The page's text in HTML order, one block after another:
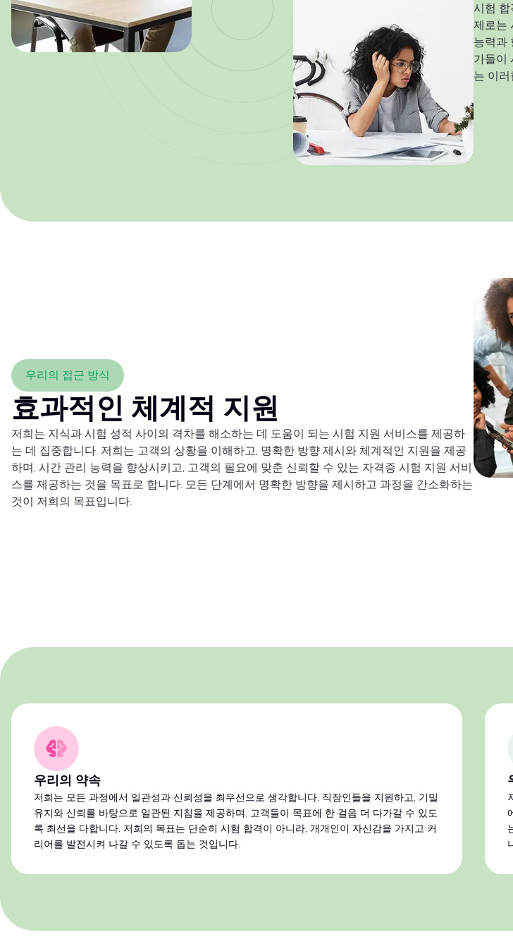
시험 합
제로는
능력과
가들이
는 이
우리의 접근 방식
효과적인 체계적 지원
저희는 지식과 시험 성적 사이의 격차를 해소하는 데 도움이 되는 시험 지원 서비스를 제공하
는 데 집중합니다. 저희는 고객의 상황을 이해하고, 명확한 방향 제시와 체계적인 지원을 제공
하며, 시간 관리 능력을 향상시키고, 고객의 필요에 맞춘 신뢰할 수 있는 자격증 시험 지원 서비
스를 제공하는 것을 목표로 합니다. 모든 단계에서 명확한 방향을 제시하고 과정을 간소화하는
것이 저희의 목표입니다.
우리의 약속
저희는 모든 과정에서 일관성과 신뢰성을 최우선으로 생각합니다. 직장인들을 지원하고, 기밀
유지와 신뢰를 바탕으로 일관된 지침을 제공하며, 고객들이 목표에 한 걸음 더 다가갈 수 있도
록 최선을 다합니다. 저희의 목표는 단순히 시험 합격이 아니라, 개개인이 자신감을 가지고 커
리어를 발전시켜 나갈 수 있도록 돕는 것입니다.